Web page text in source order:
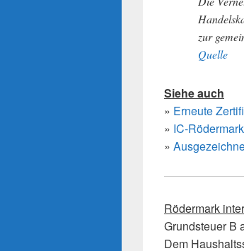
zur
Quelle
Siehe auch
» Erneute
» IC-
»
Rödermark
Grundsteuer B
Dem